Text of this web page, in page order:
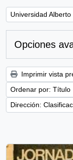
Remove filter:
Universidad
Opciones
Imprimir vista
Ordenar por: Título
Dirección: